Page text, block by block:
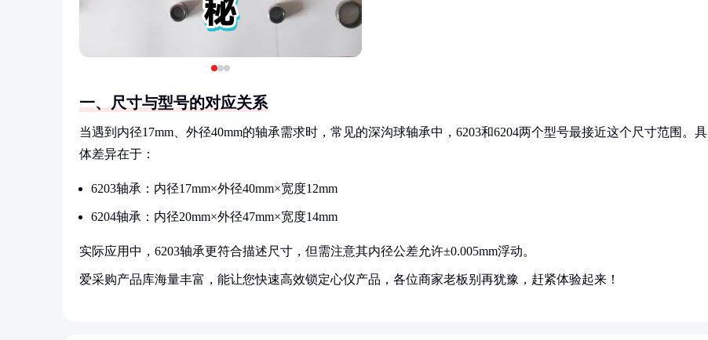
一、尺寸与型号的对应关系
当遇到内径17mm、外径40mm的轴承需求时，常见的深沟球轴承中，6203和6204两个型号最接近这个尺寸范围。具
体差异在于：
6203轴承：内径17mm×外径40mm×宽度12mm
6204轴承：内径20mm×外径47mm×宽度14mm
实际应用中，6203轴承更符合描述尺寸，但需注意其内径公差允许±0.005mm浮动。
爱采购产品库海量丰富，能让您快速高效锁定心仪产品，各位商家老板别再犹豫，赶紧体验起来！